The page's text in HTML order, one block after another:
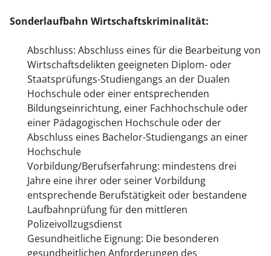
Sonderlaufbahn Wirtschaftskriminalität:
Abschluss: Abschluss eines für die Bearbeitung von
Wirtschaftsdelikten geeigneten Diplom- oder
Staatsprüfungs-Studiengangs an der Dualen
Hochschule oder einer entsprechenden
Bildungseinrichtung, einer Fachhochschule oder
einer Pädagogischen Hochschule oder der
Abschluss eines Bachelor-Studiengangs an einer
Hochschule
Vorbildung/Berufserfahrung: mindestens drei
Jahre eine ihrer oder seiner Vorbildung
entsprechende Berufstätigkeit oder bestandene
Laufbahnprüfung für den mittleren
Polizeivollzugsdienst
Gesundheitliche Eignung: Die besonderen
gesundheitlichen Anforderungen des